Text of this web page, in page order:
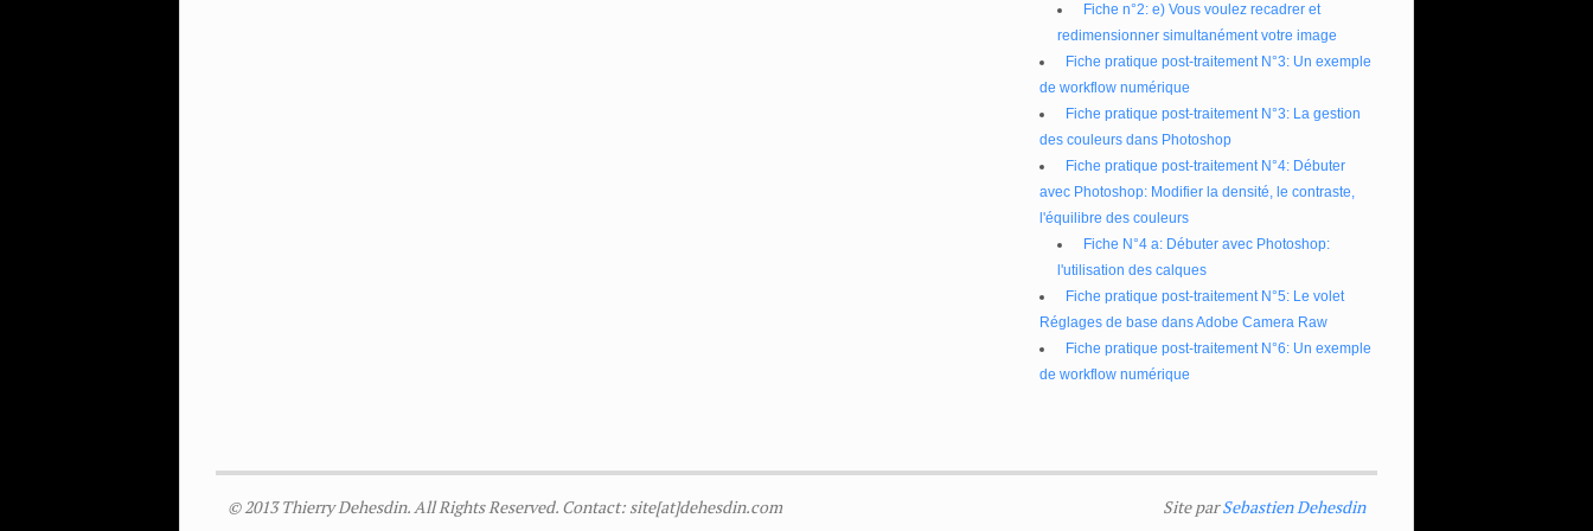
Fiche n°2: e) Vous voulez recadrer et
redimensionner simultanément votre image
Fiche pratique post-traitement N°3: Un exemple
de workflow numérique
Fiche pratique post-traitement N°3: La gestion
des couleurs dans Photoshop
Fiche pratique post-traitement N°4: Débuter
avec Photoshop: Modifier la densité, le contraste,
l'équilibre des couleurs
Fiche N°4 a: Débuter avec Photoshop:
l'utilisation des calques
Fiche pratique post-traitement N°5: Le volet
Réglages de base dans Adobe Camera Raw
Fiche pratique post-traitement N°6: Un exemple
de workflow numérique
© 2013 Thierry Dehesdin. All Rights Reserved. Contact: site[at]dehesdin.com Site parSebastien Dehesdin